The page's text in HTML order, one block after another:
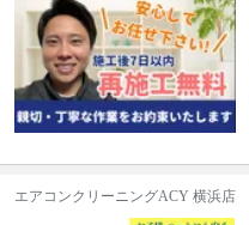
エアコンクリーニングACY 横浜店